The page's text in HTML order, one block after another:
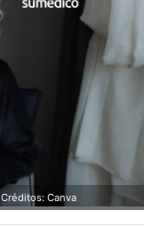
Créditos: Canva